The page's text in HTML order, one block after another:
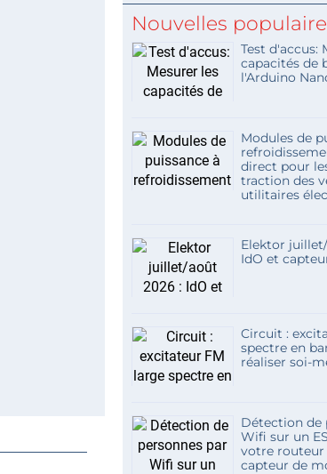
Nouvelles
Test d'accus:
capacités de
l'Arduino
Modules de
direct pour
traction des
utilitaires
Elektor
IdO et
Circuit :
spectre en
réaliser soi-
Détection de
Wifi sur un
votre routeur
capteur de